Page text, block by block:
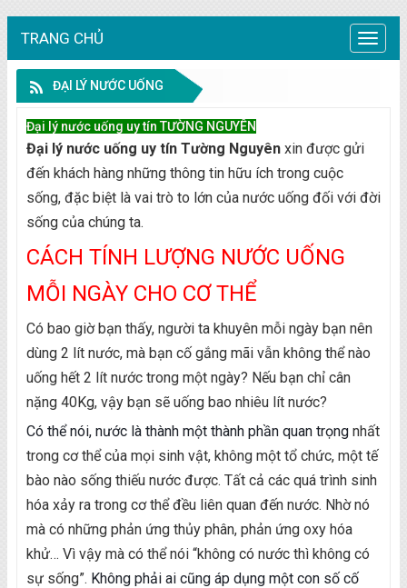
TRANG CHỦ
Trang
chủ
ĐẠI LÝ NƯỚC UỐNG
Đại lý nước uống uy tín TƯỜNG NGUYÊN
Đại lý nước uống uy tín Tường Nguyên xin được gửi
đến khách hàng những thông tin hữu ích trong cuộc
sống, đặc biệt là vai trò to lớn của nước uống đối với đời
sống của chúng ta.
CÁCH TÍNH LƯỢNG NƯỚC UỐNG
MỖI NGÀY CHO CƠ THỂ
Có bao giờ bạn thấy, người ta khuyên mỗi ngày bạn nên
dùng 2 lít nước, mà bạn cố gắng mãi vẫn không thể nào
uống hết 2 lít nước trong một ngày? Nếu bạn chỉ cân
nặng 40Kg, vậy bạn sẽ uống bao nhiêu lít nước?
Có thể nói, nước là thành một thành phần quan trọng nhất
trong cơ thể của mọi sinh vật, không một tổ chức, một tế
bào nào sống thiếu nước được. Tất cả các quá trình sinh
hóa xảy ra trong cơ thể đều liên quan đến nước. Nhờ nó
mà có những phản ứng thủy phân, phản ứng oxy hóa
khử… Vì vậy mà có thể nói “không có nước thì không có
sự sống”. Không phải ai cũng áp dụng một con số cố